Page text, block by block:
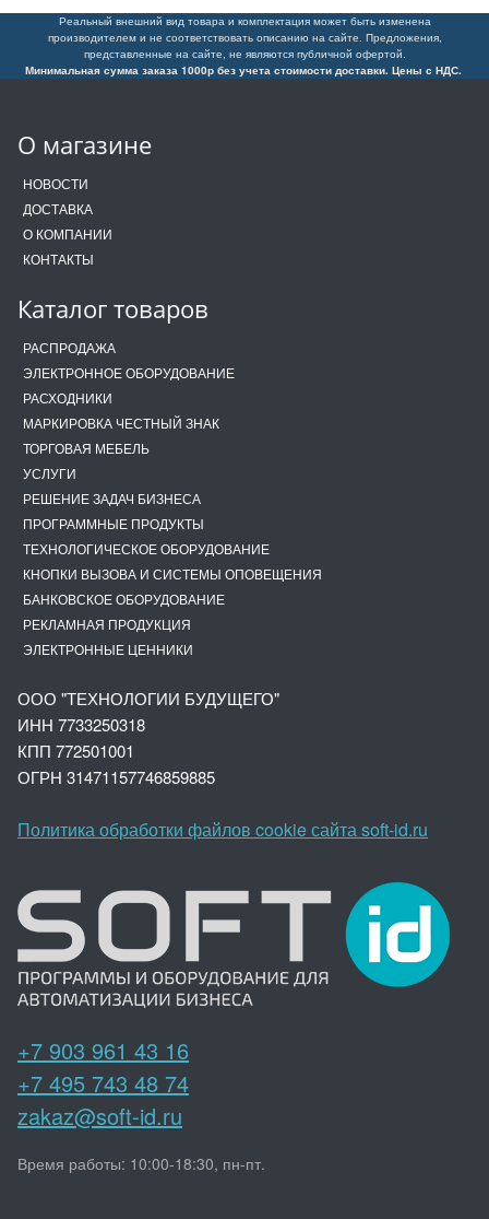
Реальный внешний вид товара и комплектация может быть изменена
производителем и не соответствовать описанию на сайте. Предложения,
представленные на сайте, не являются публичной офертой.
Минимальная сумма заказа 1000р без учета стоимости доставки. Цены с НДС.
О магазине
НОВОСТИ
ДОСТАВКА
О КОМПАНИИ
КОНТАКТЫ
Каталог товаров
РАСПРОДАЖА
ЭЛЕКТРОННОЕ ОБОРУДОВАНИЕ
РАСХОДНИКИ
МАРКИРОВКА ЧЕСТНЫЙ ЗНАК
ТОРГОВАЯ МЕБЕЛЬ
УСЛУГИ
РЕШЕНИЕ ЗАДАЧ БИЗНЕСА
ПРОГРАММНЫЕ ПРОДУКТЫ
ТЕХНОЛОГИЧЕСКОЕ ОБОРУДОВАНИЕ
КНОПКИ ВЫЗОВА И СИСТЕМЫ ОПОВЕЩЕНИЯ
БАНКОВСКОЕ ОБОРУДОВАНИЕ
РЕКЛАМНАЯ ПРОДУКЦИЯ
ЭЛЕКТРОННЫЕ ЦЕННИКИ
ООО "ТЕХНОЛОГИИ БУДУЩЕГО"
ИНН 7733250318
КПП 772501001
ОГРН 31471157746859885
Политика обработки файлов cookie сайта soft-id.ru
+7 903 961 43 16
+7 495 743 48 74
zakaz@soft-id.ru
Время работы: 10:00-18:30, пн-пт.